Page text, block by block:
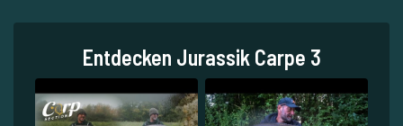
Entdecken Jurassik Carpe 3